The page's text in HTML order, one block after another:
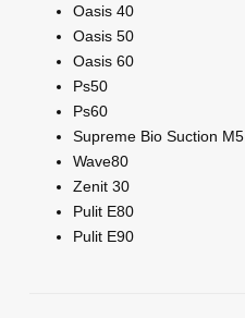
Oasis 40
Oasis 50
Oasis 60
Ps50
Ps60
Supreme Bio Suction M5
Wave80
Zenit 30
Pulit E80
Pulit E90